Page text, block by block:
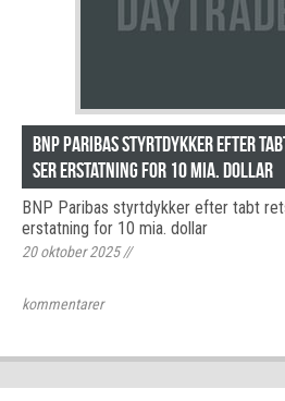
BNP Paribas styrtdykker efter
ser erstatning for 10 mia. dollar
BNP Paribas styrtdykker efter tabt
erstatning for 10 mia. dollar
20 oktober 2025//
kommentarer